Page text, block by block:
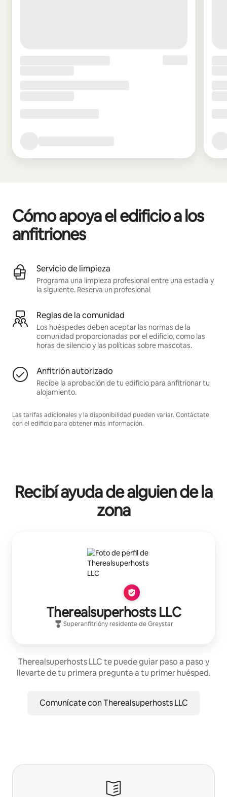
Cómo apoya el edificio a los
anfitriones
Servicio de limpieza
Programa una limpieza profesional entre una estadía y
la siguiente. Reserva un profesional
Reglas de la comunidad
Los huéspedes deben aceptar las normas de la
comunidad proporcionadas por el edificio, como las
horas de silencio y las políticas sobre mascotas.
Anfitrión autorizado
Recibe la aprobación de tu edificio para anfitrionar tu
alojamiento.
Las tarifas adicionales y la disponibilidad pueden variar. Contáctate
con el edificio para obtener más información.
Recibí ayuda de alguien de la
zona
Therealsuperhosts LLC
Superanfitrióny residente deGreystar
Therealsuperhosts LLC te puede guiar paso a paso y
llevarte de tu primera pregunta a tu primer huésped.
Comunícate con Therealsuperhosts LLC